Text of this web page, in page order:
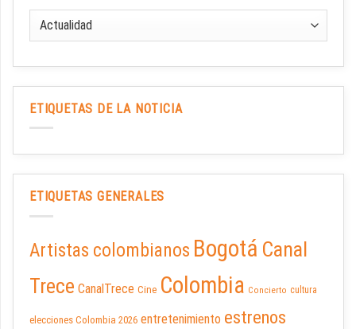
ETIQUETAS DE LA NOTICIA
ETIQUETAS GENERALES
Artistas colombianos Bogotá Canal
Trece CanalTrece Cine Colombia Concierto cultura
elecciones Colombia 2026 entretenimiento estrenos